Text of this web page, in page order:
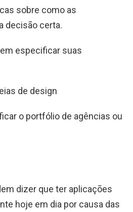
sobre como as
decisão certa.
especificar suas
de design
o portfólio de agências ou
dizer que ter aplicações
hoje em dia por causa das